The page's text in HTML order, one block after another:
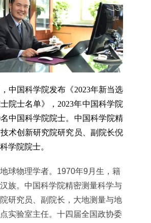
中国科学院发布《2023年新当选
院士名单》，2023年中国科学院
中国科学院院士。中国科学院精
术创新研究院研究员、副院长倪
学院院士。
物理学者。1970年9月生，籍
族。中国科学院精密测量科学与
研究员、副院长，大地测量与地
实验室主任。十四届全国政协委